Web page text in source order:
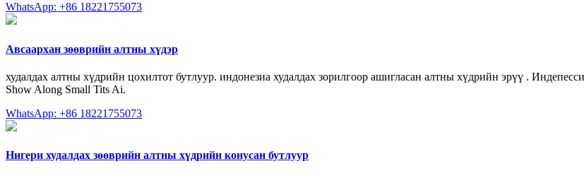
WhatsApp: +86 18221755073
Авсаархан зөөврийн алтны хүдэр
худалдах алтны хүдрийн цохилтот бутлуур. индонезиа худалдах зорилгоор ашигласан алтны хүдрийн эрүү .
Show Along Small Tits Ai.
WhatsApp: +86 18221755073
Нигери худалдах зөөврийн алтны хүдрийн конусан бутлуур